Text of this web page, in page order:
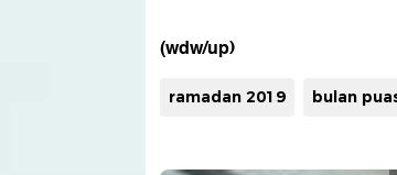
(wdw/up)
ramadan 2019 bulan